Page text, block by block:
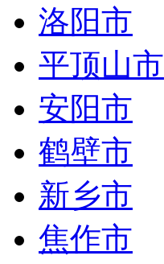
洛阳市
平顶山市
安阳市
鹤壁市
新乡市
焦作市